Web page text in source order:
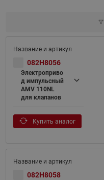
082H8056
Электроприво
д импульсный
AMV 110NL
для клапанов
Купить аналог
082H8058